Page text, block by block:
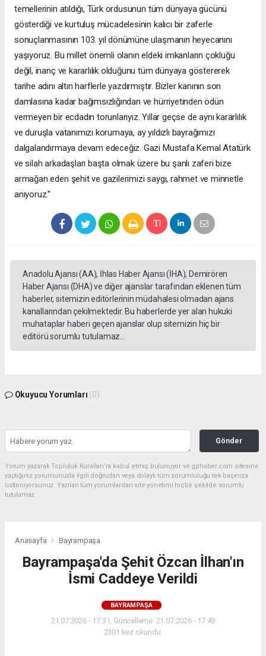
temellerinin atıldığı, Türk ordusunun tüm dünyaya gücünü
gösterdiği ve kurtuluş mücadelesinin kalıcı bir zaferle
sonuçlanmasının 103. yıl dönümüne ulaşmanın heyecanını
yaşıyoruz. Bu millet önemli olanın eldeki imkanların çokluğu
değil, inanç ve kararlılık olduğunu tüm dünyaya göstererek
tarihe adını altın harflerle yazdırmıştır. Bizler kanının son
damlasına kadar bağımsızlığından ve hürriyetinden ödün
vermeyen bir ecdadın torunlarıyız. Yıllar geçse de aynı kararlılık
ve duruşla vatanımızı korumaya, ay yıldızlı bayrağımızı
dalgalandırmaya devam edeceğiz. Gazi Mustafa Kemal Atatürk
ve silah arkadaşları başta olmak üzere bu şanlı zaferi bize
armağan eden şehit ve gazilerimizi saygı, rahmet ve minnetle
anıyoruz.”
Anadolu Ajansı (AA), İhlas Haber Ajansı (İHA), Demirören
Haber Ajansı (DHA) ve diğer ajanslar tarafından eklenen tüm
haberler, sitemizin editörlerinin müdahalesi olmadan ajans
kanallarından çekilmektedir. Bu haberlerde yer alan hukuki
muhataplar haberi geçen ajanslar olup sitemizin hiç bir
editörü sorumlu tutulamaz...
Okuyucu Yorumları (0)
Gönder
Yorum yazarak Topluluk Kuralları’nı kabul etmiş bulunuyor ve gphaber.com sitesine
yaptığınız yorumunuzla ilgili doğrudan veya dolaylı tüm sorumluluğu tek başınıza
üstleniyorsunuz. Yazılan tüm yorumlardan site yönetimi hiçbir şekilde sorumlu
tutulamaz.
Anasayfa Bayrampaşa
Bayrampaşa'da Şehit Özcan İlhan'ın
İsmi Caddeye Verildi
BAYRAMPAŞA
21.07.2026 - 17:31, Güncelleme: 21.07.2026 - 17:49
2301 kez okundu.